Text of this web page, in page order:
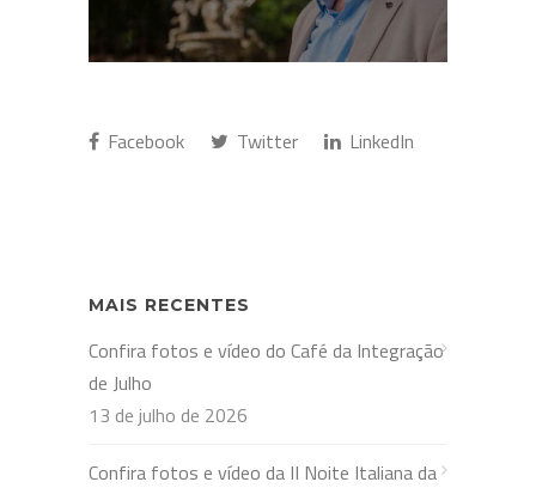
Facebook Twitter LinkedIn
MAIS RECENTES
Confira fotos e vídeo do Café da Integração
de Julho
13 de julho de 2026
Confira fotos e vídeo da II Noite Italiana da